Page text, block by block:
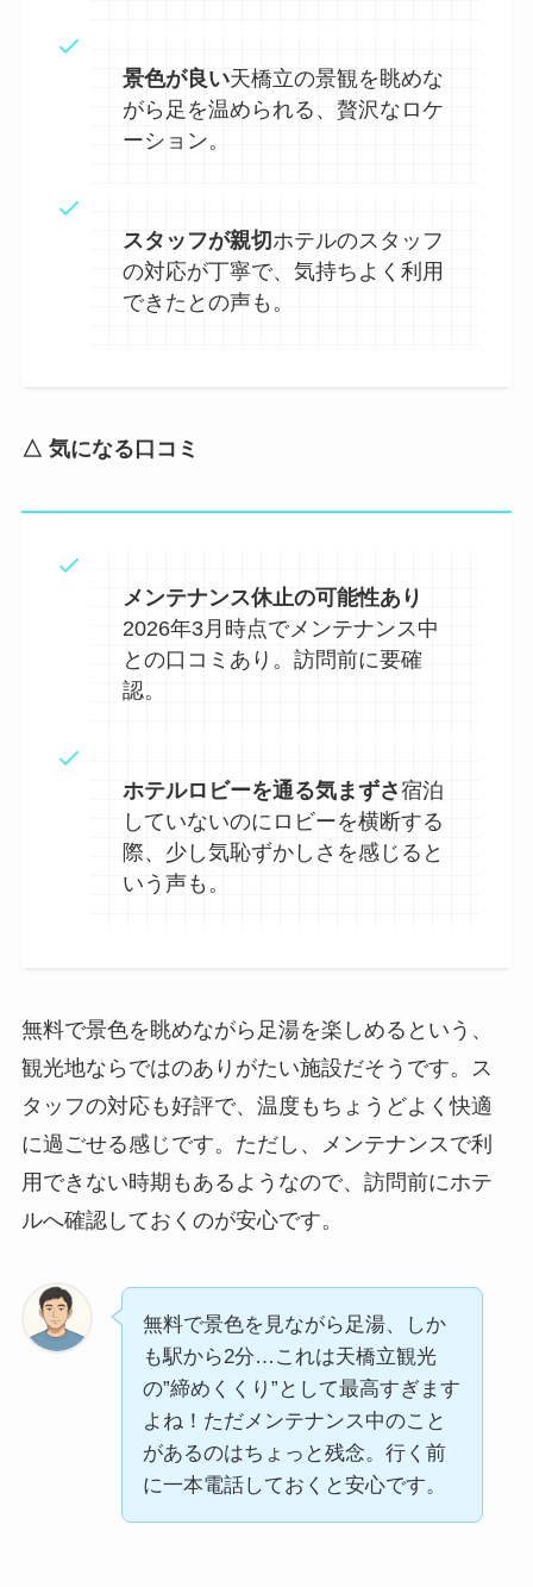
景色が良い天橋立の景観を眺めな
がら足を温められる、贅沢なロケ
ーション。
スタッフが親切ホテルのスタッフ
の対応が丁寧で、気持ちよく利用
できたとの声も。
△ 気になる口コミ
メンテナンス休止の可能性あり
2026年3月時点でメンテナンス中
との口コミあり。訪問前に要確
認。
ホテルロビーを通る気まずさ宿泊
していないのにロビーを横断する
際、少し気恥ずかしさを感じると
いう声も。
無料で景色を眺めながら足湯を楽しめるという、
観光地ならではのありがたい施設だそうです。ス
タッフの対応も好評で、温度もちょうどよく快適
に過ごせる感じです。ただし、メンテナンスで利
用できない時期もあるようなので、訪問前にホテ
ルへ確認しておくのが安心です。
無料で景色を見ながら足湯、しか
も駅から2分…これは天橋立観光
の”締めくくり”として最高すぎます
よね！ただメンテナンス中のこと
があるのはちょっと残念。行く前
に一本電話しておくと安心です。